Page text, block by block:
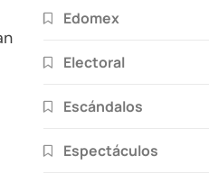
Edomex
Electoral
Escándalos
Espectáculos